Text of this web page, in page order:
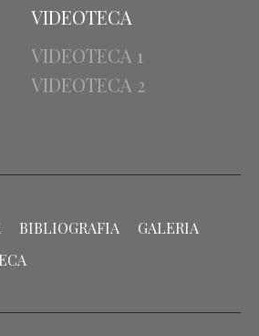
VIDEOTECA
VIDEOTECA 1
VIDEOTECA 2
BIBLIOGRAFIA
GALERIA